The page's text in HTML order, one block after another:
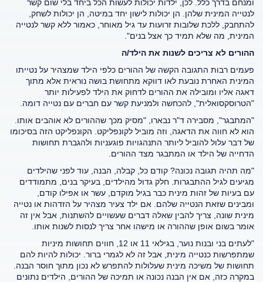
ומנחם בדרך כלל. לכן, ילדות יכולות לעשות הכל ביחד בלי שום קשר
לנטייה המינית שלהן. הן יכולות לישון יחד במיטה, הן יכולות לשחק,
להתחבק, ללכת שלובות זרועות עד גיל מאוחר, כאמור ללא קשר לנטייה
המינית, מה שלא תמיד כך אצל בנים".
ההורים לא צריכים לשנות את הילד/ה
פעמים רבות התגובה הקשה של ההורים כלפי הילד שמצהיר על נטייתו
המינית האחרת נובעת לאו דווקא מתחושת בושה נוראית אלא מתוך
דאגה אליו ומובילה את ההורים לדחוק את הילד לפעילות יותר
"הטרוסקסואלית", להכחשה ולמניעת קשר עם חברים עם נטייה דומה.
"המתבגר", מסבירה ד"ר נבארו, "מסיק מכך שההורים לא אוהבים אותו.
הוא לא חווה את הדאגה, וזה מוביל לקונפליקט. הקונפליקט הזה בסיכומו
של דבר עלול להוביל ליותר התנהגויות פוגעניות ולהגברת תחושות
הדחייה של הילד או המתבגר מצד ההורים.
"מה תהיה תגובה נכונה? קודם כל, קבלה, הבנה, עוד לפני שהילדים
מגיעים לגיל ההתבגרות. חלק גדול מהילדים, בעיקר בנים, מתמודדים
עם בעיות של זהות מינית כבר בגיל מוקדם, עשר או אפילו קודם,
ומבינים שזאת הנטייה שלהם. אם ילד צעיר מצהיר על הזדהות או נטייה
מינית שונה, צריך להבין שאלה דברים שעשויים להשתנות, אבל אין זה
אומר בשום אופן שההורה או מישהו אחר צריך לנסות לשנות אותו.
"לעתים בני ובנות נוער, בגילאי 11 או 12, חווים תחושות מיניות
שמתפרשות כנטייה מינית, אבל זה לא לגמרי ברור. יכולות להיות להם
תחושות של משיכה מינית שעלולות להתפרש לא נכון מתוך חוסר הבנה.
במקרה כזה, אם אין הבנה נכונה או תמיכה של ההורים, הילדים נתונים